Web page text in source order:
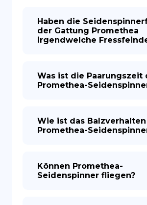
Haben die
der Gattung Promethea
irgendwelche
Was ist die Paarungszeit
Promethea-
Wie ist das
Promethea-
Können Promethea-
Seidenspinner fliegen?